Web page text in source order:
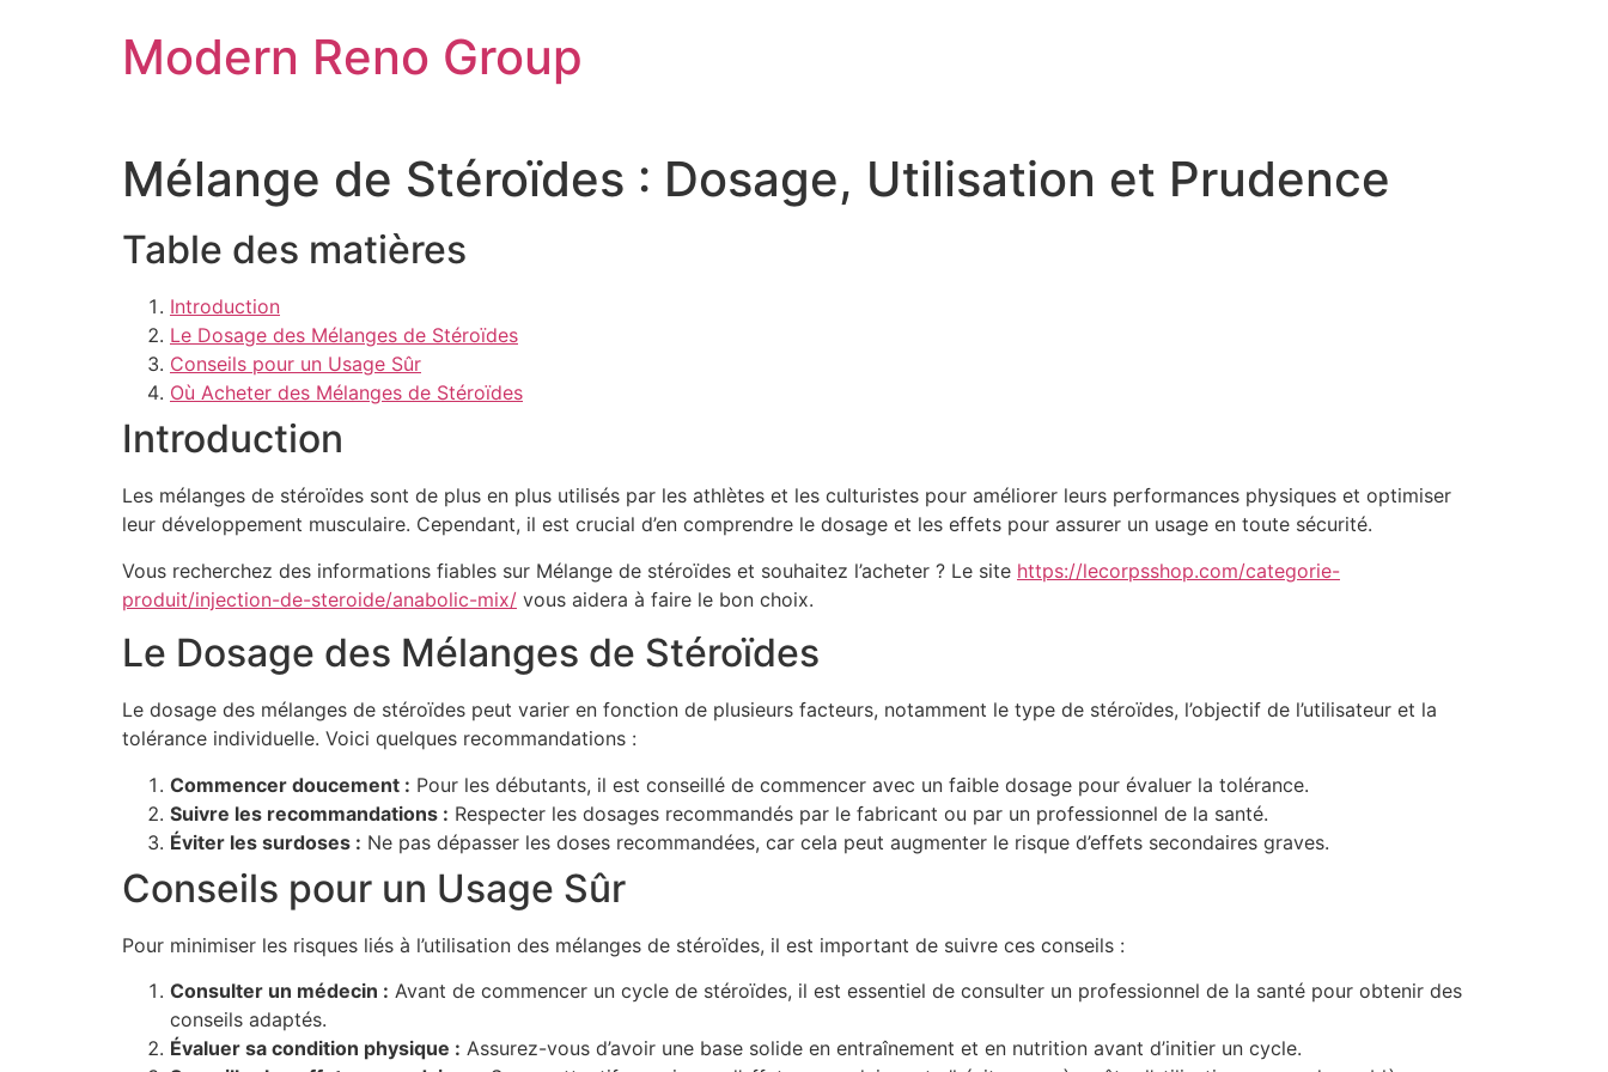
Modern Reno Group
Mélange de Stéroïdes : Dosage, Utilisation et Prudence
Table des matières
Introduction
Le Dosage des Mélanges de Stéroïdes
Conseils pour un Usage Sûr
Où Acheter des Mélanges de Stéroïdes
Introduction
Les mélanges de stéroïdes sont de plus en plus utilisés par les athlètes et les culturistes pour améliorer leurs performances physiques et optimiser
leur développement musculaire. Cependant, il est crucial d’en comprendre le dosage et les effets pour assurer un usage en toute sécurité.
Vous recherchez des informations fiables sur Mélange de stéroïdes et souhaitez l’acheter ? Le site https://lecorpsshop.com/categorie-
produit/injection-de-steroide/anabolic-mix/ vous aidera à faire le bon choix.
Le Dosage des Mélanges de Stéroïdes
Le dosage des mélanges de stéroïdes peut varier en fonction de plusieurs facteurs, notamment le type de stéroïdes, l’objectif de l’utilisateur et la
tolérance individuelle. Voici quelques recommandations :
Commencer doucement : Pour les débutants, il est conseillé de commencer avec un faible dosage pour évaluer la tolérance.
Suivre les recommandations : Respecter les dosages recommandés par le fabricant ou par un professionnel de la santé.
Éviter les surdoses : Ne pas dépasser les doses recommandées, car cela peut augmenter le risque d’effets secondaires graves.
Conseils pour un Usage Sûr
Pour minimiser les risques liés à l’utilisation des mélanges de stéroïdes, il est important de suivre ces conseils :
Consulter un médecin : Avant de commencer un cycle de stéroïdes, il est essentiel de consulter un professionnel de la santé pour obtenir des
conseils adaptés.
Évaluer sa condition physique : Assurez-vous d’avoir une base solide en entraînement et en nutrition avant d’initier un cycle.